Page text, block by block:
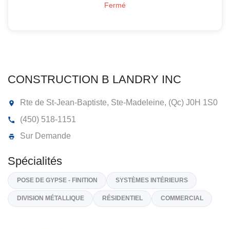
CONSTRUCTION B LANDRY INC
Rte de St-Jean-Baptiste, Ste-Madeleine, (Qc)
(450) 518-1151
Fermé